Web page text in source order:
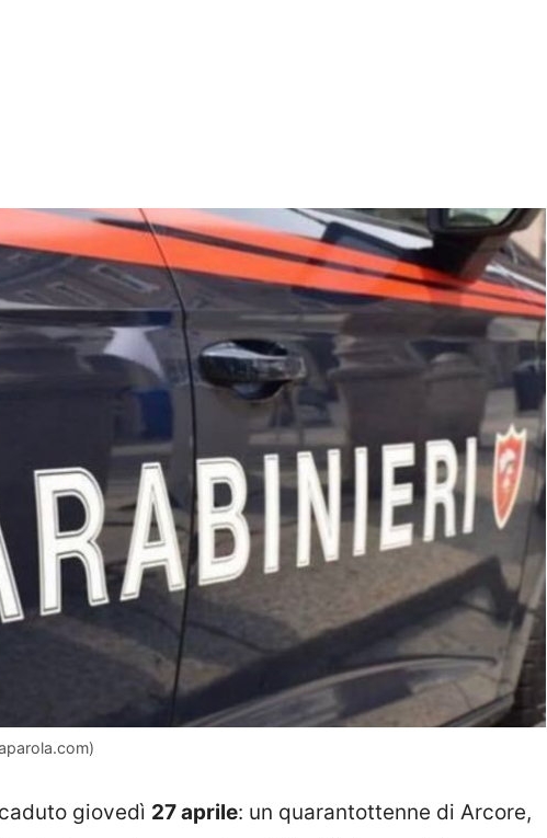
giovedì 27 aprile: un quarantottenne di Arcore,